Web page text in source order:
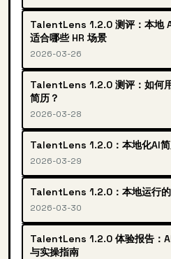
TalentLens 1.2.0 测评：本地
适合哪些 HR 场景
2026-03-26
TalentLens 1.2.0 测评：如何
简历？
2026-03-28
TalentLens 1.2.0：本地化AI简
2026-03-29
TalentLens 1.2.0：本地运行
2026-03-30
TalentLens 1.2.0 体验报告：
与实操指南